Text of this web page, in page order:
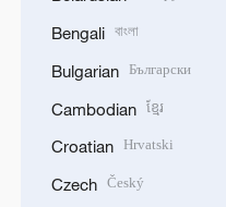
Bengali বাংলা
Bulgarian Български
Cambodian ខ្មែរ
Croatian Hrvatski
Czech Český